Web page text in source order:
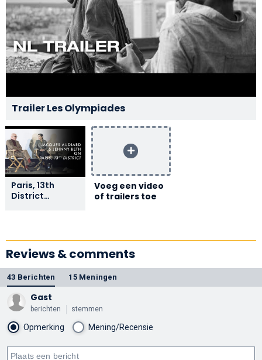
Trailer Les Olympiades
Paris, 13th
District
Jehnny Beth
Voeg een video
of trailers toe
Reviews & comments
43 Berichten 15 Meningen
Gast
berichten stemmen
Opmerking Mening/Recensie